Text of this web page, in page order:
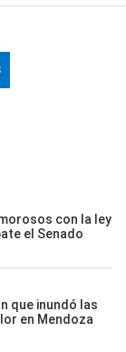
con la ley
el Senado
que inundó las
en Mendoza